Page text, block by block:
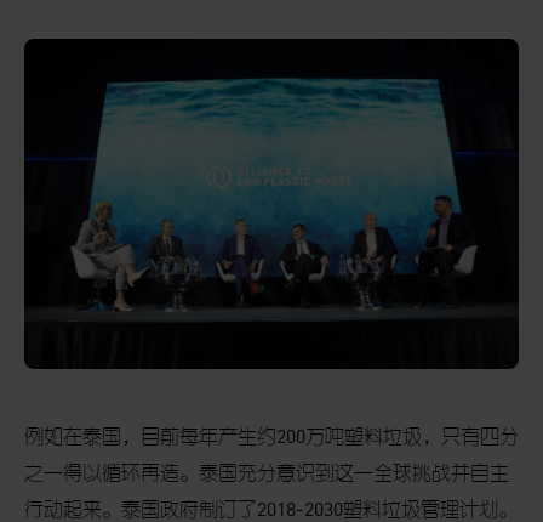
例如在泰国，目前每年产生约200万吨塑料垃圾，只有四分
之一得以循环再造。泰国充分意识到这一全球挑战并自主
行动起来。泰国政府制订了2018-2030塑料垃圾管理计划。